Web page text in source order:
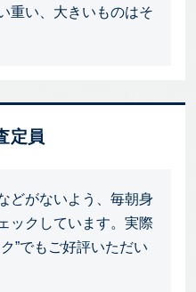
重い、大きいものはそ
定員
どがないよう、毎朝身
ックしています。実際
”でもご好評いただい